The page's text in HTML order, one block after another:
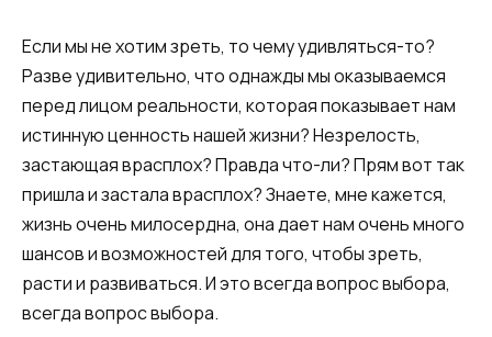
Если мы не хотим зреть, то чему удивляться-то?
Разве удивительно, что однажды мы оказываемся
перед лицом реальности, которая показывает нам
истинную ценность нашей жизни? Незрелость,
застающая врасплох? Правда что-ли? Прям вот так
пришла и застала врасплох? Знаете, мне кажется,
жизнь очень милосердна, она дает нам очень много
шансов и возможностей для того, чтобы зреть,
расти и развиваться. И это всегда вопрос выбора,
всегда вопрос выбора.